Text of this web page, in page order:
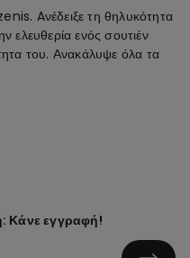
Aνέδειξε τη θηλυκότητα
ελευθερία ενός σουτιέν
του. Ανακάλυψε όλα τα
Κάνε εγγραφή!